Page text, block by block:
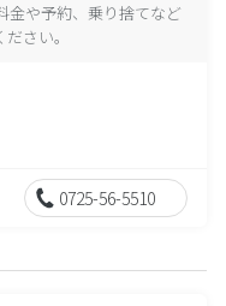
金や予約、乗り捨てなど
さい。
0725-56-5510